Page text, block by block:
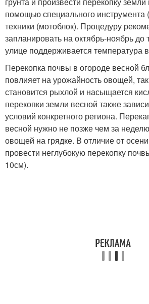
помощью специального инструмента
техники (мотоблок). Процедуру
запланировать на октябрь-ноябрь до
улице поддерживается температура
Перекопка почвы в огороде весной
повлияет на урожайность овощей,
становится рыхлой и насыщается
перекопки земли весной также
условий конкретного региона.
весной нужно не позже чем за
овощей на грядке. В отличие от
провести неглубокую перекопку
10см).